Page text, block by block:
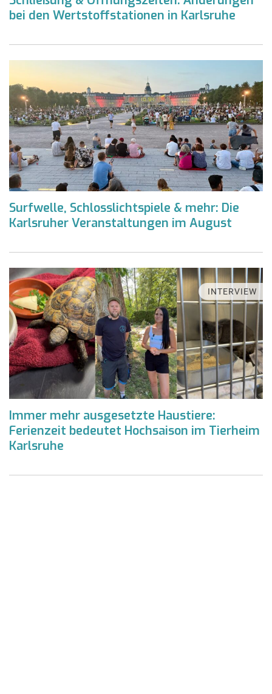
bei den Wertstoffstationen in Karlsruhe
Surfwelle, Schlosslichtspiele & mehr: Die
Karlsruher Veranstaltungen im August
INTERVIEW
Immer mehr ausgesetzte Haustiere:
Ferienzeit bedeutet Hochsaison im Tierheim
Karlsruhe